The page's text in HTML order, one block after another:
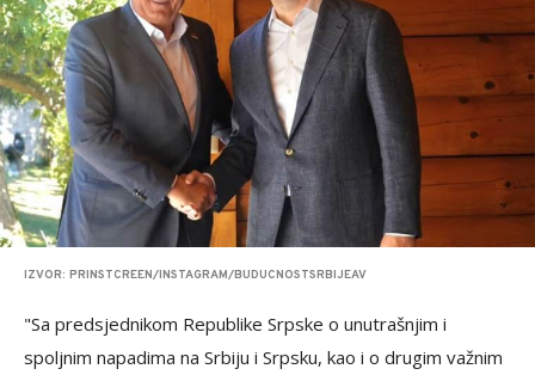
IZVOR: PRINSTCREEN/INSTAGRAM/BUDUCNOSTSRBIJEAV
"Sa predsjednikom Republike Srpske o unutrašnjim i
spoljnim napadima na Srbiju i Srpsku, kao i o drugim važnim